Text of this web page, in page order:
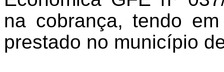
na cobrança, tendo
prestado no município